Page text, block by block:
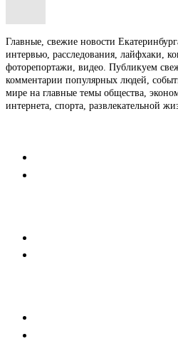
Главные, свежие новости
интервью, расследования, лайфхаки,
фоторепортажи, видео. Публикуем
комментарии популярных людей,
мире на главные темы общества,
интернета, спорта, развлекательной